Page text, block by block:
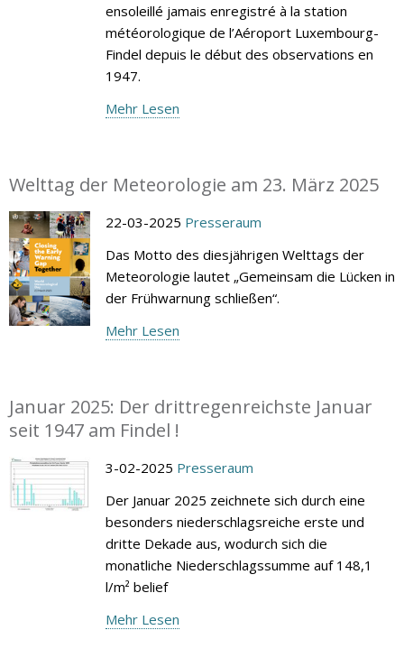
ensoleillé jamais enregistré à la station
météorologique de l’Aéroport Luxembourg-
Findel depuis le début des observations en
1947.
Mehr Lesen
Welttag der Meteorologie am 23. März 2025
22-03-2025 Presseraum
Das Motto des diesjährigen Welttags der
Meteorologie lautet „Gemeinsam die Lücken in
der Frühwarnung schließen“.
Mehr Lesen
Januar 2025: Der drittregenreichste Januar
seit 1947 am Findel !
3-02-2025 Presseraum
Der Januar 2025 zeichnete sich durch eine
besonders niederschlagsreiche erste und
dritte Dekade aus, wodurch sich die
monatliche Niederschlagssumme auf 148,1
l/m² belief
Mehr Lesen